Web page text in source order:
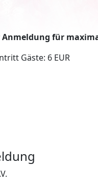
für
Gäste: 6 EUR